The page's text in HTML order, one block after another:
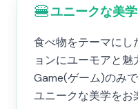
🍔ユニークな美学
食べ物をテーマにし
ョンにユーモアと
Game(ゲーム)のみ
ユニークな美学をお